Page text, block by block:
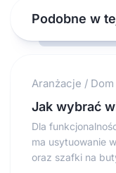
Podobne w
Aranżacje / Dom
Jak wybrać
Dla
ma usytuowanie
oraz szafki na